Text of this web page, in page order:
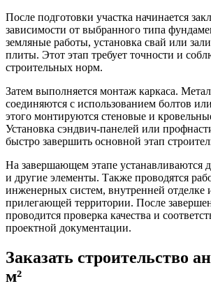
После подготовки участка начинается
зависимости от выбранного типа
земляные работы, установка свай или
плиты. Этот этап требует точности и
строительных норм.
Затем выполняется монтаж каркаса.
соединяются с использованием болтов
этого монтируются стеновые и
Установка сэндвич-панелей или
быстро завершить основной этап
На завершающем этапе устанавливаются
и другие элементы. Также проводятся
инженерных систем, внутренней отделке
прилегающей территории. После
проводится проверка качества и
проектной документации.
Заказать строительство
м²